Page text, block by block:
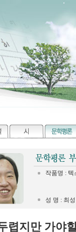
작품명 :
성 명 : 최
렵지만 가야